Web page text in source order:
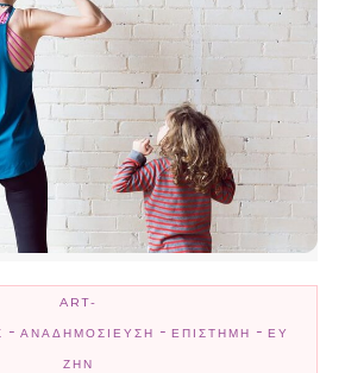
ART-
- ΑΝΑΔΗΜΟΣΊΕΥΣΗ - ΕΠΙΣΤΉΜΗ - ΕΥ
ΖΗΝ